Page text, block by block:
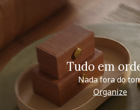
Tudo em
Nada fora do
Organize